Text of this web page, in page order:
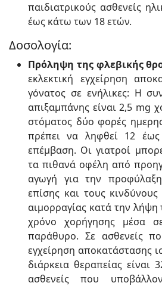
παιδιατρικούς ασθενείς
έως κάτω των 18 ετών.
Δοσολογία:
Πρόληψη της φλεβικής
εκλεκτική εγχείρηση
γόνατος σε ενήλικες: Η
απιξαμπάνης είναι 2,5 mg
στόματος δύο φορές
πρέπει να ληφθεί 12
επέμβαση. Οι γιατροί
τα πιθανά οφέλη από
αγωγή για την
επίσης και τους κινδύνους
αιμορραγίας κατά την
χρόνο χορήγησης μέσα
παράθυρο. Σε ασθενείς
εγχείρηση αποκατάστασης
διάρκεια θεραπείας είναι
ασθενείς που